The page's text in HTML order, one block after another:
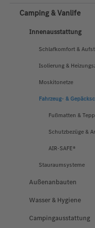
Camping & Vanlife
Innenausstattung
Schlafkomfort &
Isolierung &
Moskitonetze
Fahrzeug- &
Fußmatten &
Schutzbezüge &
AIR-SAFE®
Stauraumsysteme
Außenanbauten
Wasser & Hygiene
Campingausstattung